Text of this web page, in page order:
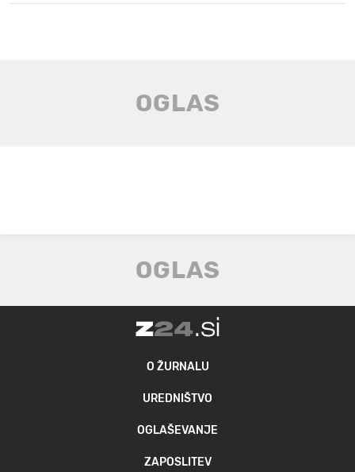
O ŽURNALU
UREDNIŠTVO
OGLAŠEVANJE
ZAPOSLITEV